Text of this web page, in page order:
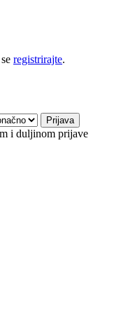
registrirajte.
i duljinom prijave